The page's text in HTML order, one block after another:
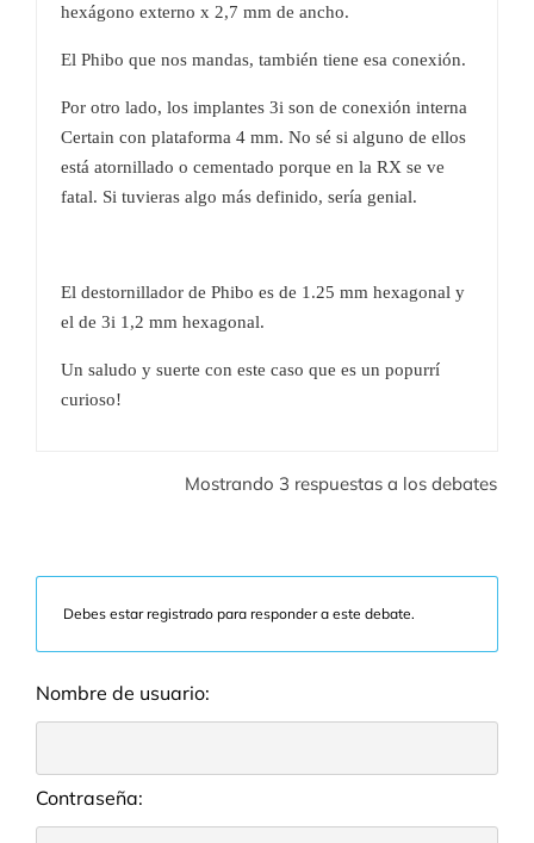
hexágono externo x 2,7 mm de ancho.
El Phibo que nos mandas, también tiene esa conexión.
Por otro lado, los implantes 3i son de conexión interna
Certain con plataforma 4 mm. No sé si alguno de ellos
está atornillado o cementado porque en la RX se ve
fatal. Si tuvieras algo más definido, sería genial.
El destornillador de Phibo es de 1.25 mm hexagonal y
el de 3i 1,2 mm hexagonal.
Un saludo y suerte con este caso que es un popurrí
curioso!
Mostrando 3 respuestas a los debates
Debes estar registrado para responder a este debate.
Nombre de usuario:
Contraseña: